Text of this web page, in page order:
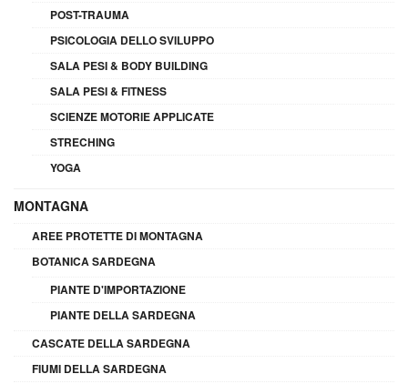
POST-TRAUMA
PSICOLOGIA DELLO SVILUPPO
SALA PESI & BODY BUILDING
SALA PESI & FITNESS
SCIENZE MOTORIE APPLICATE
STRECHING
YOGA
MONTAGNA
AREE PROTETTE DI MONTAGNA
BOTANICA SARDEGNA
PIANTE D'IMPORTAZIONE
PIANTE DELLA SARDEGNA
CASCATE DELLA SARDEGNA
FIUMI DELLA SARDEGNA